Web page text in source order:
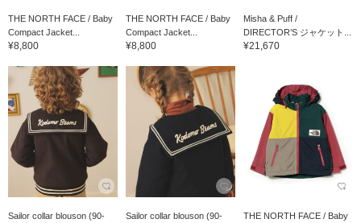
THE NORTH FACE / Baby
Compact Jacket...
¥8,800
THE NORTH FACE / Baby
Compact Jacket...
¥8,800
Misha & Puff /
DIRECTOR’S ジャケット...
¥21,670
Sailor collar blouson (90-
Sailor collar blouson (90-
THE NORTH FACE / Baby